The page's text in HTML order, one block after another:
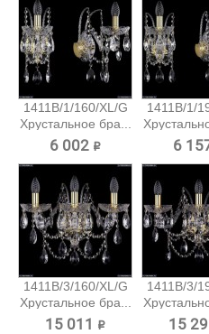
1411B/1/160/XL/G
Хрустальное бра...
6 002 ₽
1411B/1/
6
1411B/3/160/XL/G
Хрустальное бра...
15 011 ₽
1411B/3/
15